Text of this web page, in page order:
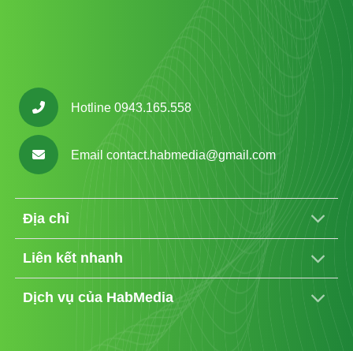
Hotline 0943.165.558
Emailcontact.habmedia@gmail.com
Địa chỉ
Liên kết nhanh
Dịch vụ của HabMedia